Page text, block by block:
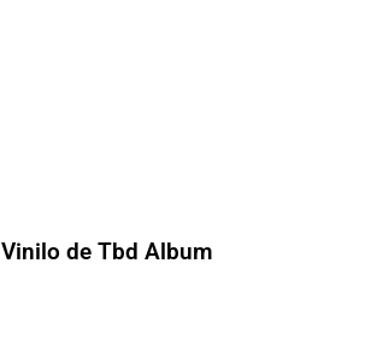
Vinilo de Tbd Album